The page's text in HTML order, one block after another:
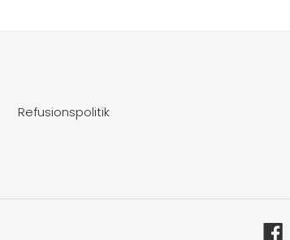
Refusionspolitik